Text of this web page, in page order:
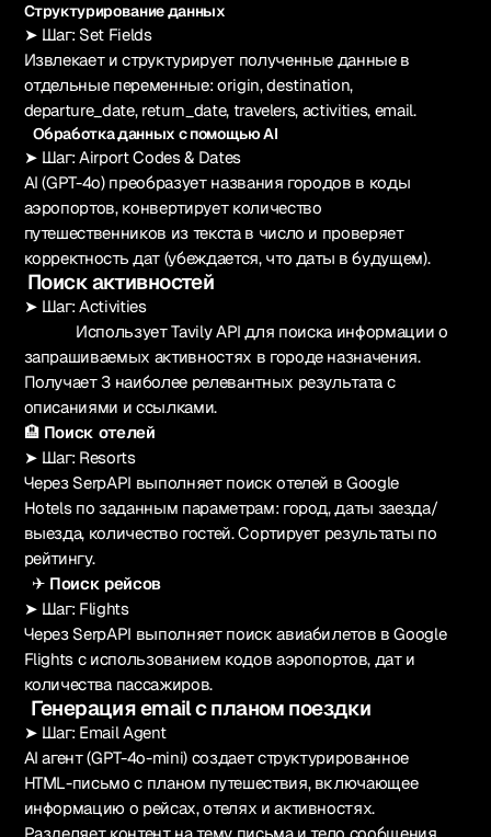
Структурирование данных
➤ Шаг: Set Fields
Извлекает и структурирует полученные данные в
отдельные переменные: origin, destination,
departure_date, return_date, travelers, activities, email.
Обработка данных с помощью AI
➤ Шаг: Airport Codes & Dates
AI (GPT-4o) преобразует названия городов в коды
аэропортов, конвертирует количество
путешественников из текста в число и проверяет
корректность дат (убеждается, что даты в будущем).
Поиск активностей
➤ Шаг: Activities
Использует Tavily API для поиска информации о
запрашиваемых активностях в городе назначения.
Получает 3 наиболее релевантных результата с
описаниями и ссылками.
🏨 Поиск отелей
➤ Шаг: Resorts
Через SerpAPI выполняет поиск отелей в Google
Hotels по заданным параметрам: город, даты заезда/
выезда, количество гостей. Сортирует результаты по
рейтингу.
✈ Поиск рейсов
➤ Шаг: Flights
Через SerpAPI выполняет поиск авиабилетов в Google
Flights с использованием кодов аэропортов, дат и
количества пассажиров.
Генерация email с планом поездки
➤ Шаг: Email Agent
AI агент (GPT-4o-mini) создает структурированное
HTML-письмо с планом путешествия, включающее
информацию о рейсах, отелях и активностях.